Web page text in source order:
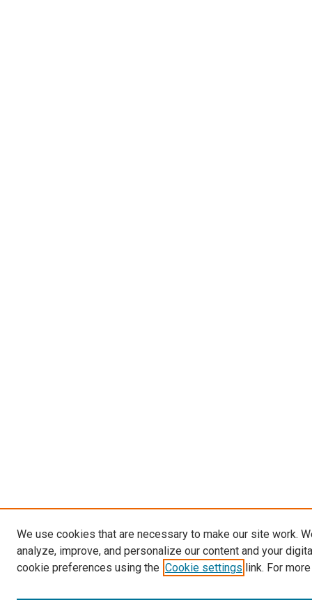
We use cookies that are necessary to make our site work.
analyze, improve, and personalize our content and your
cookie preferences using the Cookie settings link. For